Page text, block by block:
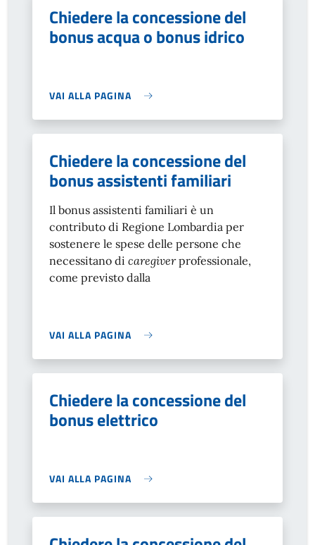
Chiedere la concessione del
bonus acqua o bonus idrico
VAI ALLA PAGINA
Chiedere la concessione del
bonus assistenti familiari
Il bonus assistenti familiari è un
contributo di Regione Lombardia per
sostenere le spese delle persone che
necessitano di caregiverprofessionale,
come previsto dalla
VAI ALLA PAGINA
Chiedere la concessione del
bonus elettrico
VAI ALLA PAGINA